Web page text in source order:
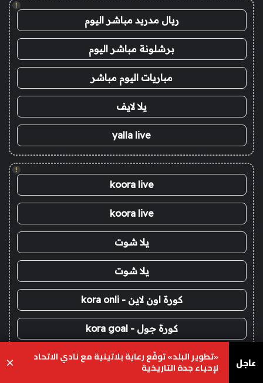
!
ريال مدريد مباشر اليوم
برشلونة مباشر اليوم
مباريات اليوم مباشر
يلا لايف
yalla live
!
koora live
koora live
يلا شوت
يلا شوت
كورة اون لاين - kora onli
كورة جول - kora goal
كورة ستار - kora star عاجل «تطوير البلد» توقّع رعاية بلاتينية مع نادي الاتحاد
لإحياء جدة التاريخية ×